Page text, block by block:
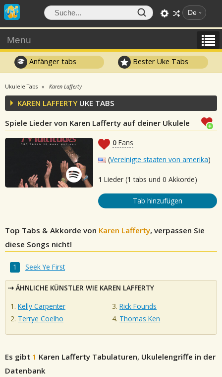
De
Menu
Anfänger tabs Bester Uke Tabs
Ukulele Tabs Karen Lafferty
KAREN LAFFERTYUKE TABS
Spiele Lieder von Karen Lafferty auf deiner Ukulele
0 Fans
(Vereinigte staaten von amerika)
1 Lieder (1 tabs und 0 Akkorde)
Tab hinzufügen
Top Tabs & Akkorde von Karen Lafferty, verpassen Sie
diese Songs nicht!
Seek Ye First
ÄHNLICHE KÜNSTLER WIE KAREN LAFFERTY
Kelly Carpenter
Terrye Coelho
Rick Founds
Thomas Ken
Es gibt 1 Karen Lafferty Tabulaturen, Ukulelengriffe in der
Datenbank